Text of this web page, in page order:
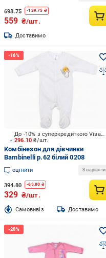
698.75 -139.75 ₴
559 ₴/шт.
Доставимо
296.10₴/шт.
До -10% з суперкредиткою Visa Вигода
Комбінезон для дівчинки
Bambinelli р.62 білий 0208
оцінити 3 варіанти
394.80 -65.80 ₴
329 ₴/шт.
Cамовивіз Доставимо